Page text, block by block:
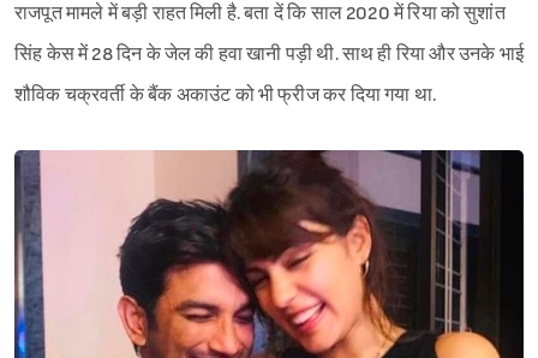
राजपूत मामले में बड़ी राहत मिली है. बता दें कि साल 2020 में रिया को सुशांत
सिंह केस में 28 दिन के जेल की हवा खानी पड़ी थी. साथ ही रिया और उनके भाई
शौविक चक्रवर्ती के बैंक अकाउंट को भी फ्रीज कर दिया गया था.